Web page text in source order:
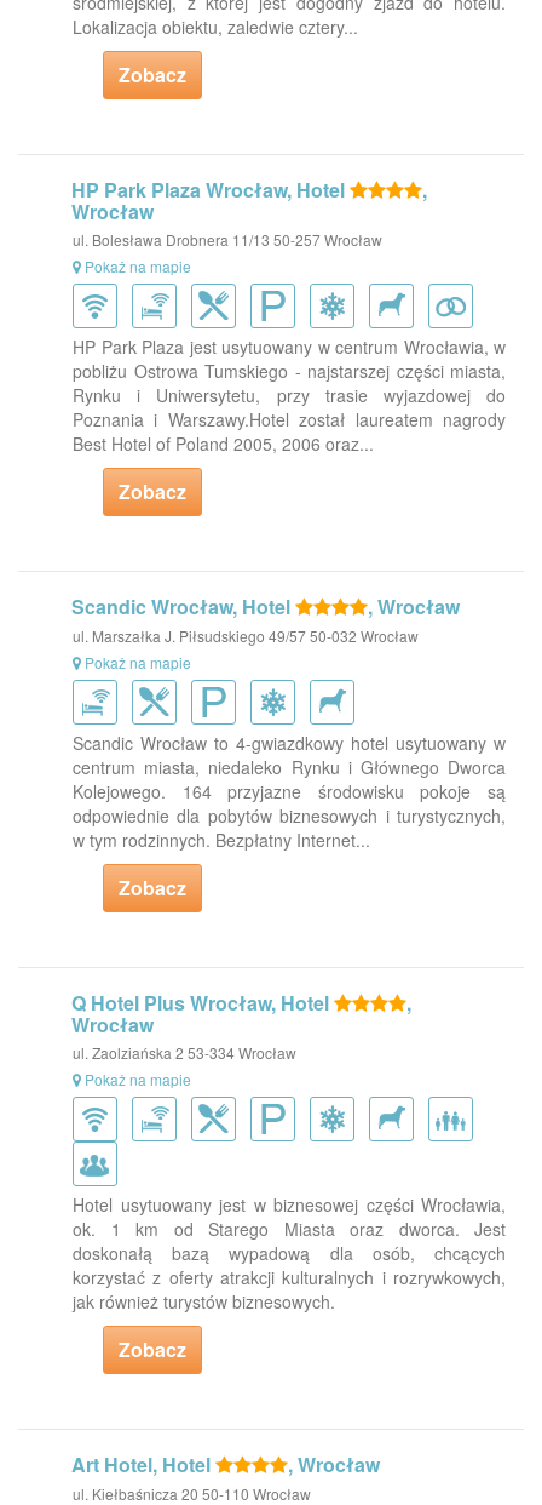
Lokalizacja obiektu, zaledwie cztery...
Zobacz
HP Park Plaza Wrocław, Hotel ,
Wrocław
ul. Bolesława Drobnera 11/13 50-257 Wrocław
Pokaż na mapie
HP Park Plaza jest usytuowany w centrum Wrocławia, w
pobliżu Ostrowa Tumskiego - najstarszej części miasta,
Rynku i Uniwersytetu, przy trasie wyjazdowej do
Poznania i Warszawy.Hotel został laureatem nagrody
Best Hotel of Poland 2005, 2006 oraz...
Zobacz
Scandic Wrocław, Hotel , Wrocław
ul. Marszałka J. Piłsudskiego 49/57 50-032 Wrocław
Pokaż na mapie
Scandic Wrocław to 4-gwiazdkowy hotel usytuowany w
centrum miasta, niedaleko Rynku i Głównego Dworca
Kolejowego. 164 przyjazne środowisku pokoje są
odpowiednie dla pobytów biznesowych i turystycznych,
w tym rodzinnych. Bezpłatny Internet...
Zobacz
Q Hotel Plus Wrocław, Hotel ,
Wrocław
ul. Zaolziańska 2 53-334 Wrocław
Pokaż na mapie
Hotel usytuowany jest w biznesowej części Wrocławia,
ok. 1 km od Starego Miasta oraz dworca. Jest
doskonałą bazą wypadową dla osób, chcących
korzystać z oferty atrakcji kulturalnych i rozrywkowych,
jak również turystów biznesowych.
Zobacz
Art Hotel, Hotel , Wrocław
ul. Kiełbaśnicza 20 50-110 Wrocław